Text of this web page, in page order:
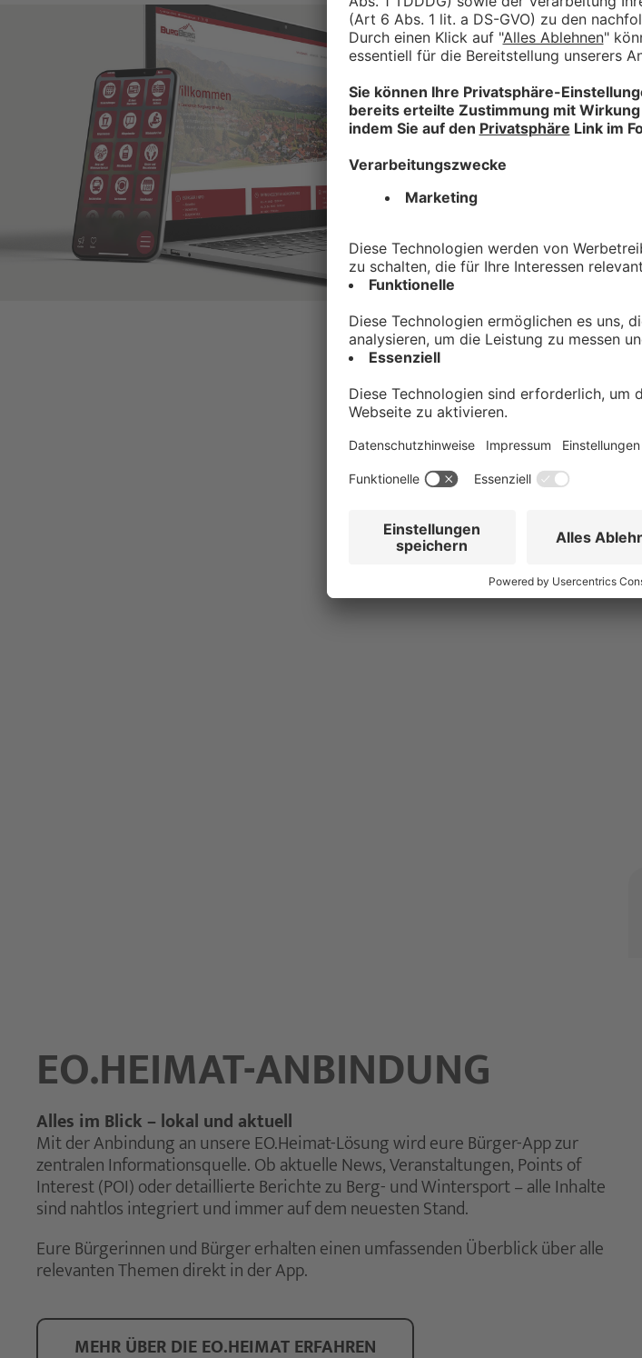
Die
uvm.
euren
Auch
einem
EO.HEIMAT-ANBINDUNG
Alles im Blick – lokal und aktuell
Mit der Anbindung an unsere EO.Heimat-Lösung wird eure Bürger-App zur
zentralen Informationsquelle. Ob aktuelle News, Veranstaltungen, Points of
Interest (POI) oder detaillierte Berichte zu Berg- und Wintersport – alle Inhalte
sind nahtlos integriert und immer auf dem neuesten Stand.
Eure Bürgerinnen und Bürger erhalten einen umfassenden Überblick über alle
relevanten Themen direkt in der App.
MEHR ÜBER DIE EO.HEIMAT ERFAHREN